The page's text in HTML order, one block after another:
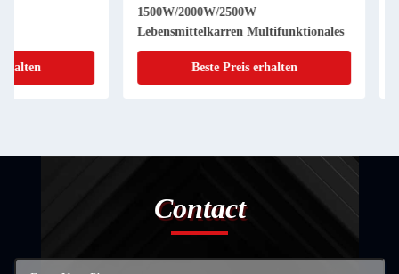
1500W/2000W/2500W
Lebensmittelkarren Multifunktionales
Contact